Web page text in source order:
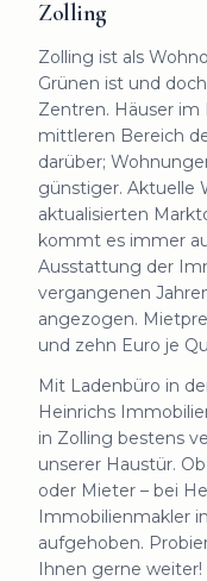
Zolling
Zolling ist als
Grünen ist und
Zentren. Häuser im
mittleren Bereich
darüber;
günstiger. Aktuelle
aktualisierten
kommt es immer
Ausstattung der
vergangenen
angezogen.
und zehn Euro je
Mit Ladenbüro in
Heinrichs
in Zolling bestens
unserer Haustür.
oder Mieter – bei
Immobilienmakler
aufgehoben.
Ihnen gerne weiter!